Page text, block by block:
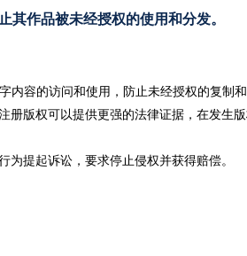
作品被未经授权的使用和分发。
内容的访问和使用，防止未经授权的复制和
册版权可以提供更强的法律证据，在发生
提起诉讼，要求停止侵权并获得赔偿。